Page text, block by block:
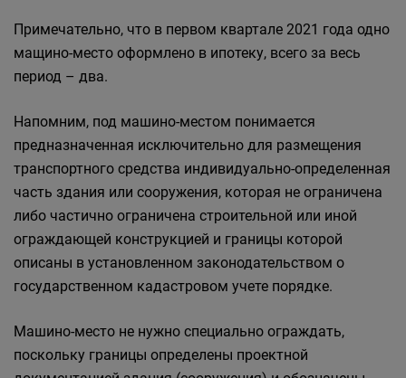
Примечательно, что в первом квартале 2021 года одно
мащино-место оформлено в ипотеку, всего за весь
период – два.
Напомним, под машино-местом понимается
предназначенная исключительно для размещения
транспортного средства индивидуально-определенная
часть здания или сооружения, которая не ограничена
либо частично ограничена строительной или иной
ограждающей конструкцией и границы которой
описаны в установленном законодательством о
государственном кадастровом учете порядке.
Машино-место не нужно специально ограждать,
поскольку границы определены проектной